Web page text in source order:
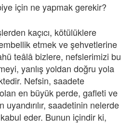
için ne yapmak gerekir?
kaçıcı, kötülüklere
etmek ve şehvetlerine
teâlâ bizlere, nefslerimizi bu
yanlış yoldan doğru yola
Nefsin, saadete
en büyük perde, gafleti ve
saadetinin nelerde
eder. Bunun içindir ki,